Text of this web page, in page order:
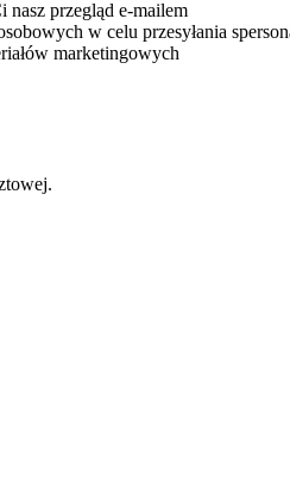
przegląd e-mailem
w celu przesyłania
marketingowych